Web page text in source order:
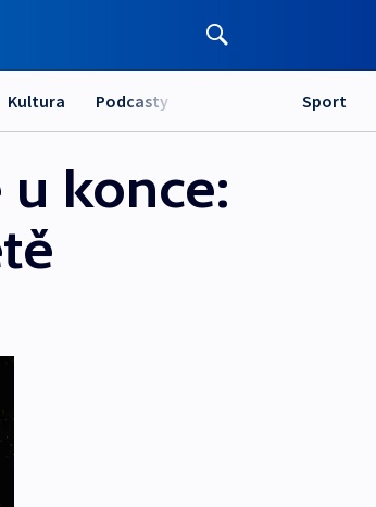
Kultura Podcasty Sport
konce: